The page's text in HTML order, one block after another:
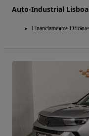
Auto-Industrial Lisboa
Financiamento Oficina